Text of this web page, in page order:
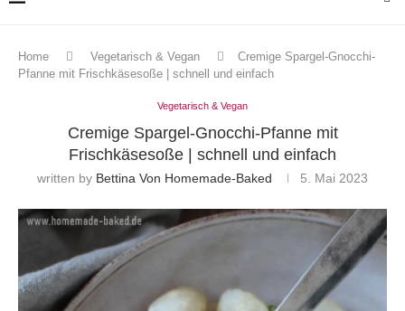
Home Vegetarisch & Vegan
Cremige Spargel-Gnocchi-
Pfanne mit Frischkäsesoße | schnell und einfach
Vegetarisch & Vegan
Cremige Spargel-Gnocchi-Pfanne mit
Frischkäsesoße | schnell und einfach
written by Bettina Von Homemade-Baked 5. Mai 2023